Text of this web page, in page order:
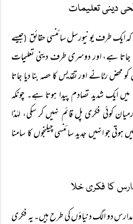
دینی تعلیمات
ایک طرف یونیورسل سائنسی حقائق (جیسے
جاتا ہے، اور دوسری طرف دینی تعلیمات
کو محض رٹانے اور تقدیس کا حصہ بنا دیا جاتا
شدید تصادم پیدا ہوتا ہے۔ چونکہ
کوئی فکری پل قائم نہیں کر سکی، لہٰذا
جو انہیں جدید سائنسی چیلنجوں کا سامنا
کا فکری خلا
مدارس دو الگ دنیاؤں کی طرح ہیں۔ یہ فکری